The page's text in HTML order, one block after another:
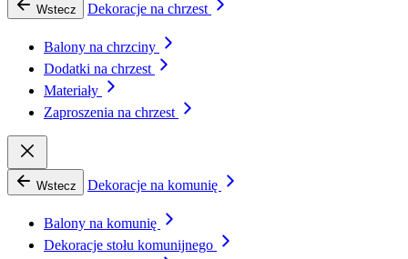
Wstecz Dekoracje na chrzest
Balony na chrzciny
Dodatki na chrzest
Materiały
Zaproszenia na chrzest
Wstecz Dekoracje na komunię
Balony na komunię
Dekoracje stołu komunijnego